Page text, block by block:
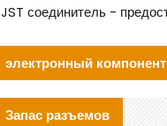
электронный компонент
Запас разъемов